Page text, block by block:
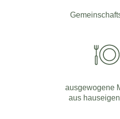
ausgewogene
aus